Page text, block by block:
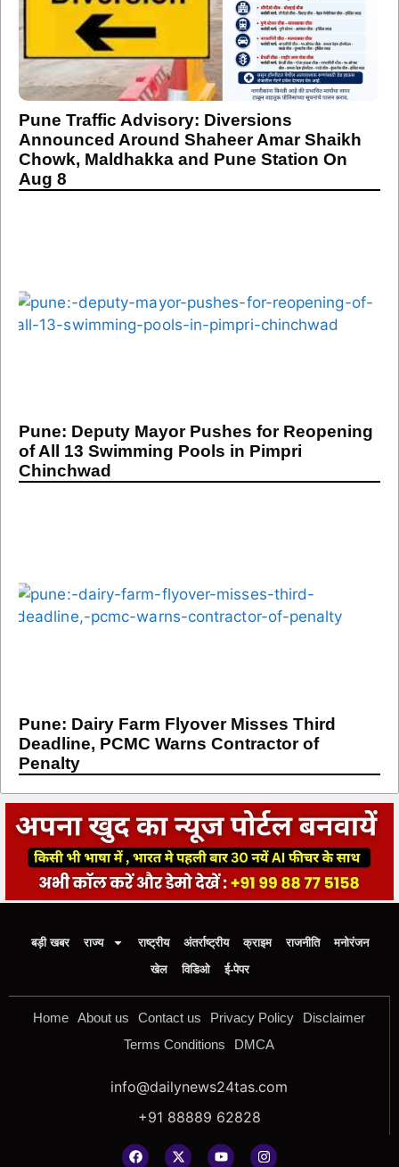
Pune Traffic Advisory: Diversions
Announced Around Shaheer Amar Shaikh
Chowk, Maldhakka and Pune Station On
Aug 8
Pune: Deputy Mayor Pushes for Reopening
of All 13 Swimming Pools in Pimpri
Chinchwad
Pune: Dairy Farm Flyover Misses Third
Deadline, PCMC Warns Contractor of
Penalty
बड़ी खबर राज्य राष्ट्रीय अंतर्राष्ट्रीय क्राइम राजनीति
मनोरंजन
खेल
विडिओ ई-पेपर
Home About us Contact us Privacy Policy
Disclaimer
Terms Conditions
DMCA
info@dailynews24tas.com
+91 88889 62828